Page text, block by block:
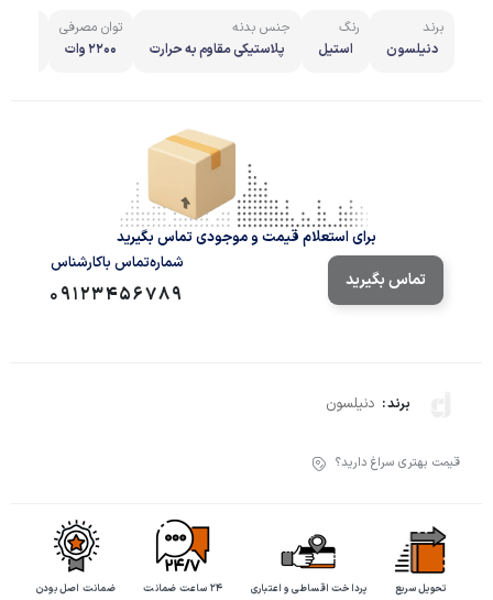
برند
دنیلسون
رنگ
استیل
جنس بدنه
پلاستیکی مقاوم به حرارت
توان مصرفی
۲۲۰۰ وات
برای استعلام قیمت و موجودی تماس بگیرید
تماس بگیرید
شماره‌تماس‌ با‌کارشناس
09123456789
برند : دنیلسون
قیمت بهتری سراغ دارید؟
تحویل سریع پرداخت اقساطی و اعتباری ۲۴ ساعت ضمانت ضمانت اصل بودن